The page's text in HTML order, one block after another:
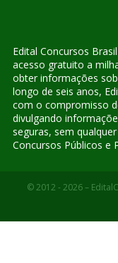
Edital Concursos
acesso gratuito a
obter informações
longo de seis anos,
com o compromisso
divulgando
seguras, sem
Concursos Públicos e
© 2012 - 2026 –